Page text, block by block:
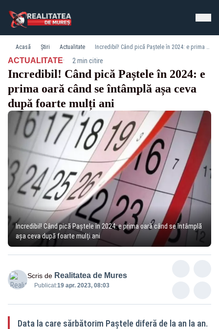
Acasă Știri Actualitate Incredibil! Când pică Paștele în 2024: e prima oară când se întâmplă așa ceva după foarte mulți ani
ACTUALITATE· 2 min citire
Incredibil! Când pică Paștele în 2024: e
prima oară când se întâmplă așa ceva
după foarte mulți ani
Incredibil! Când pică Paștele în 2024: e prima oară când se întâmplă
așa ceva după foarte mulți ani
Scris de Realitatea de Mures
Publicat:19 apr. 2023, 08:03
Data la care sărbătorim Paștele diferă de la an la an.